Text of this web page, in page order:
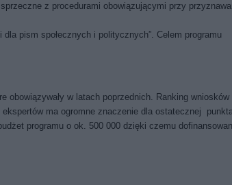
z procedurami obowiązującymi przy
pism społecznych i politycznych”. Celem programu
w latach poprzednich. Ranking wniosków
ma ogromne znaczenie dla ostatecznej
programu o ok. 500 000 dzięki czemu